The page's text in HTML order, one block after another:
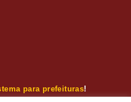
para prefeituras!